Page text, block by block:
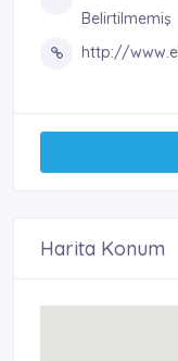
Belirtilmemiş
http://
Harita Konum